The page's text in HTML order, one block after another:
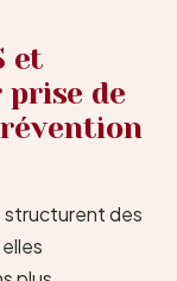
et
de
structurent des